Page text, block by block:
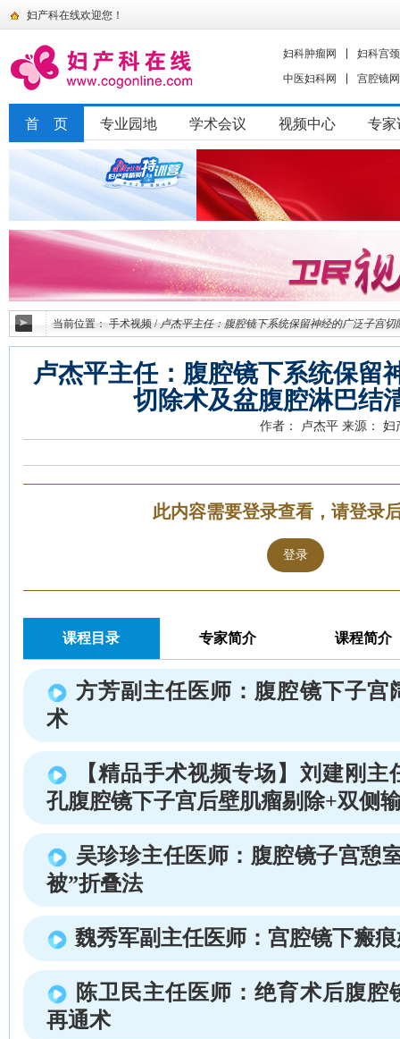
妇产科在线欢迎您！
妇科肿瘤网
妇科宫
中医妇科网
宫腔镜网
首 页 专业园地 学术会议 视频中心 专家
当前位置：手术视频 / 卢杰平主任：腹腔镜下系统保留神经的广泛子宫
卢杰平主任：腹腔镜下系统保留
切除术及盆腹腔淋巴结
作者： 卢杰平 来源： 妇
此内容需要登录查看，请登录
登录
课程目录 专家简介 课程简介
方芳副主任医师：腹腔镜下子宫
术
【精品手术视频专场】刘建刚主
孔腹腔镜下子宫后壁肌瘤剔除+双侧
吴珍珍主任医师：腹腔镜子宫
被”折叠法
魏秀军副主任医师：宫腔镜下瘢
陈卫民主任医师：绝育术后腹腔
再通术